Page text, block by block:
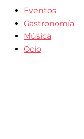
Eventos
Gastronomía
Música
Ocio